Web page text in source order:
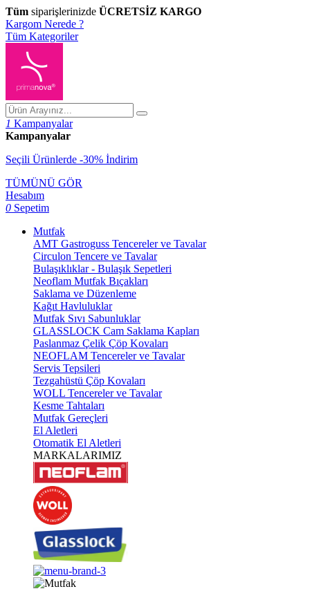
Tüm siparişlerinizde ÜCRETSİZ KARGO
Kargom Nerede ?
Tüm Kategoriler
1 Kampanyalar
Kampanyalar
Seçili Ürünlerde -30% İndirim
TÜMÜNÜ GÖR
Hesabım
0 Sepetim
Mutfak
AMT Gastroguss Tencereler ve Tavalar
Circulon Tencere ve Tavalar
Bulaşıklıklar - Bulaşık Sepetleri
Neoflam Mutfak Bıçakları
Saklama ve Düzenleme
Kağıt Havluluklar
Mutfak Sıvı Sabunluklar
GLASSLOCK Cam Saklama Kapları
Paslanmaz Çelik Çöp Kovaları
NEOFLAM Tencereler ve Tavalar
Servis Tepsileri
Tezgahüstü Çöp Kovaları
WOLL Tencereler ve Tavalar
Kesme Tahtaları
Mutfak Gereçleri
El Aletleri
Otomatik El Aletleri
MARKALARIMIZ